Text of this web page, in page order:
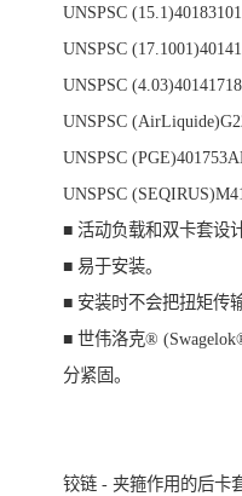
UNSPSC (15.1)40183101
UNSPSC
UNSPSC (4.03)40141718
UNSPSC
UNSPSC
UNSPSC
■ 活动负载和双卡套设计
■ 易于安装。
■ 安装时不会把扭矩传
■ 世伟洛克®
分紧固。
铰链 - 夹箍作用的后卡